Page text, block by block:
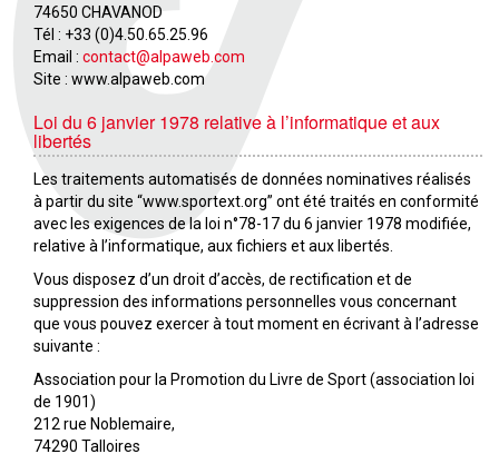
74650 CHAVANOD
Tél : +33 (0)4.50.65.25.96
Email : contact@alpaweb.com
Site : www.alpaweb.com
Loi du 6 janvier 1978 relative à l’informatique et aux
libertés
Les traitements automatisés de données nominatives réalisés
à partir du site “www.sportext.org” ont été traités en conformité
avec les exigences de la loi n°78-17 du 6 janvier 1978 modifiée,
relative à l’informatique, aux fichiers et aux libertés.
Vous disposez d’un droit d’accès, de rectification et de
suppression des informations personnelles vous concernant
que vous pouvez exercer à tout moment en écrivant à l’adresse
suivante :
Association pour la Promotion du Livre de Sport (association loi
de 1901)
212 rue Noblemaire,
74290 Talloires